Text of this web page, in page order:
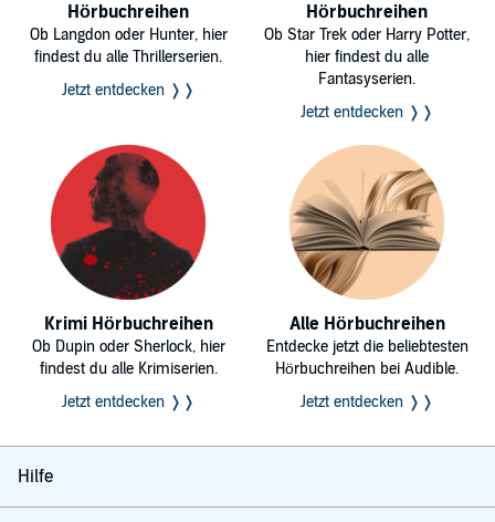
Hörbuchreihen
Ob Langdon oder Hunter, hier
findest du alle Thrillerserien.
Jetzt entdecken ❭❭
Hörbuchreihen
Ob Star Trek oder Harry Potter,
hier findest du alle
Fantasyserien.
Jetzt entdecken ❭❭
Krimi Hörbuchreihen
Ob Dupin oder Sherlock, hier
findest du alle Krimiserien.
Jetzt entdecken ❭❭
Alle Hörbuchreihen
Entdecke jetzt die beliebtesten
Hörbuchreihen bei Audible.
Jetzt entdecken ❭❭
Hilfe